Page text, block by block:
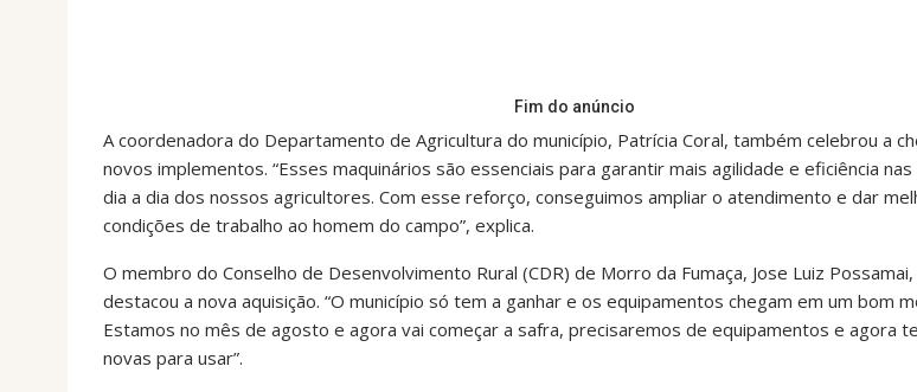
Fim do anúncio
A coordenadora do Departamento de Agricultura do município, Patrícia Coral, também celebrou a
novos implementos. “Esses maquinários são essenciais para garantir mais agilidade e eficiência
dia a dia dos nossos agricultores. Com esse reforço, conseguimos ampliar o atendimento e dar
condições de trabalho ao homem do campo”, explica.
O membro do Conselho de Desenvolvimento Rural (CDR) de Morro da Fumaça, Jose Luiz
destacou a nova aquisição. “O município só tem a ganhar e os equipamentos chegam em um bom
Estamos no mês de agosto e agora vai começar a safra, precisaremos de equipamentos e agora
novas para usar”.